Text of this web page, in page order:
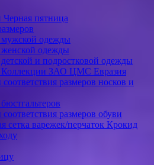
Черная пятница
мужской одежды
одежды
и подростковой одежды
Коллекции ЗАО ЦМС Евразия
размеров носков и
размеров обуви
сетка варежек/перчаток Крокид